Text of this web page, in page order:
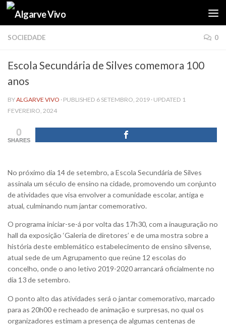
Skip to content
SOCIEDADE 0
Escola Secundária de Silves comemora 100
anos
BYALGARVE VIVO · PUBLISHED 6 SETEMBRO, 2019 · UPDATED 1
FEVEREIRO, 2024
0
SHARES
No próximo dia 14 de setembro, a Escola Secundária de Silves
assinala um século de ensino na cidade, promovendo um conjunto
de atividades que visa envolver a comunidade escolar, antiga e
atual, culminando num jantar comemorativo.
O programa iniciar-se-á por volta das 17h30, com a inauguração no
hall da exposição ‘Galeria de diretores’ e de uma mostra sobre a
história deste emblemático estabelecimento de ensino silvense,
atual sede de um Agrupamento que reúne 12 escolas do
concelho, onde o ano letivo 2019-2020 arrancará oficialmente no
dia 13 de setembro.
O ponto alto das atividades será o jantar comemorativo, marcado
para as 20h00 e recheado de animação e surpresas, no qual os
organizadores estimam a presença de algumas centenas de